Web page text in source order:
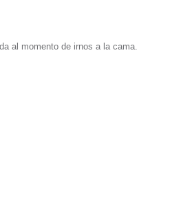
al momento de irnos a la cama.